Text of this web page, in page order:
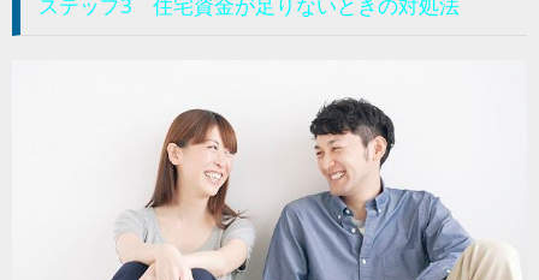
ステップ3 住宅資金が足りないときの対処法